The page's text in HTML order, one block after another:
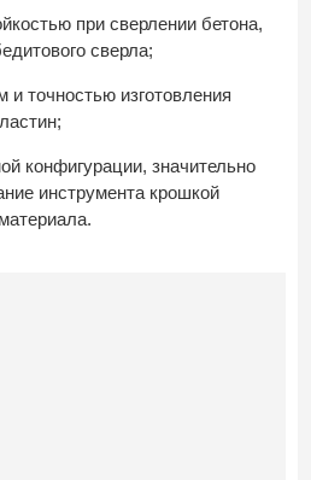
при сверлении бетона,
сверла;
и точностью изготовления
конфигурации, значительно
инструмента крошкой